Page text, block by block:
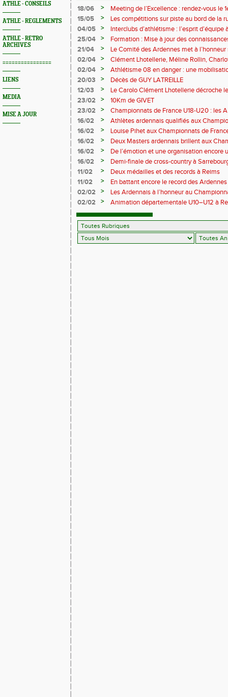
ATHLE - CONSEILS
ATHLE - REGLEMENTS
ATHLE - RETRO
ARCHIVES
================
LIENS
MEDIA
MISE A JOUR
18/06 >
Meeting de l’Excellence : rendez-vous le
15/05
>
Les compétitions sur piste au bord de la
04/05
>
Interclubs d’athlétisme : l’esprit d’équipe
rempart contre la sédentarité des jeunes
25/04 >
Formation : Mise à jour des
M372)
21/04 >
Le Comité des Ardennes met à
02/04
>
Clément Lhotellerie, Méline Rollin,
prolifique pour les coureurs ardennais
02/04 >
Athlétisme 08 en danger : une
20/03
>
Décès de GUY LATREILLE
12/03
>
Le Carolo Clément Lhotellerie décroche
master de cross-country
23/02 >
10Km de GIVET
23/02
>
Championnats de France U18-U20 : les
Val-de-Reuil
16/02 >
Athlètes ardennais qualifiés aux
en salle
16/02 >
Louise Pihet aux Championnats de
16/02
>
Deux Masters ardennais brillent aux
Saint‑Brieuc
16/02 >
De l’émotion et une organisation encore
Trail 2026
16/02 >
Demi-finale de cross-country à
boue… et à la fête !
11/02 >
Deux médailles et des records à Reims
11/02
>
En battant encore le record des
Pihet ira aux championnats de France
02/02 >
Les Ardennais à l’honneur au
02/02
>
Animation départementale U10–U12 à